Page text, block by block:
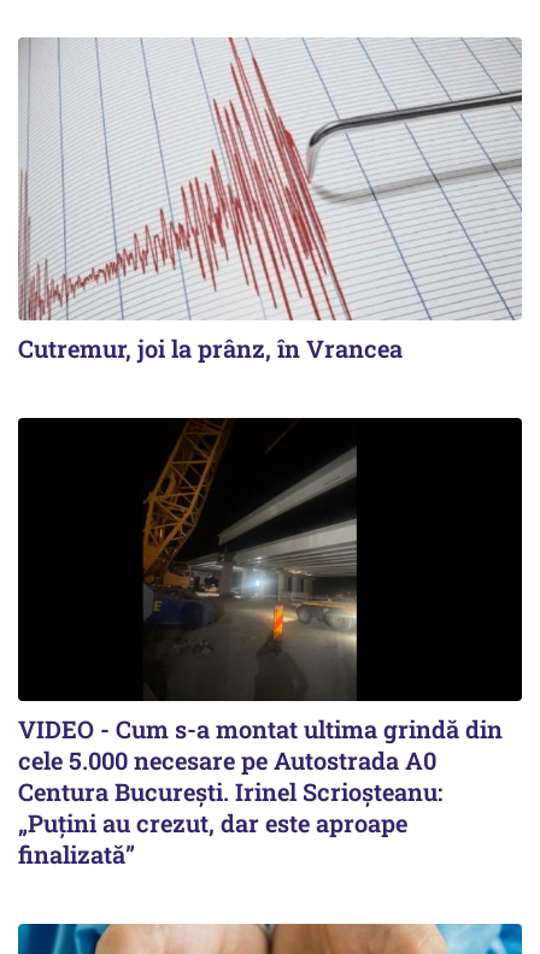
Cutremur, joi la prânz, în Vrancea
VIDEO - Cum s-a montat ultima grindă din
cele 5.000 necesare pe Autostrada A0
Centura București. Irinel Scrioșteanu:
„Puțini au crezut, dar este aproape
finalizată”